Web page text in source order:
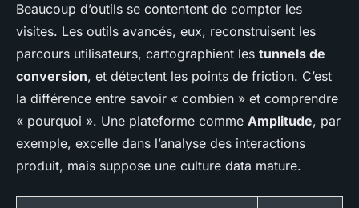
Beaucoup d’outils se contentent de compter les
visites. Les outils avancés, eux, reconstruisent les
parcours utilisateurs, cartographient les tunnels de
conversion, et détectent les points de friction. C’est
la différence entre savoir « combien » et comprendre
« pourquoi ». Une plateforme comme Amplitude, par
exemple, excelle dans l’analyse des interactions
produit, mais suppose une culture data mature.